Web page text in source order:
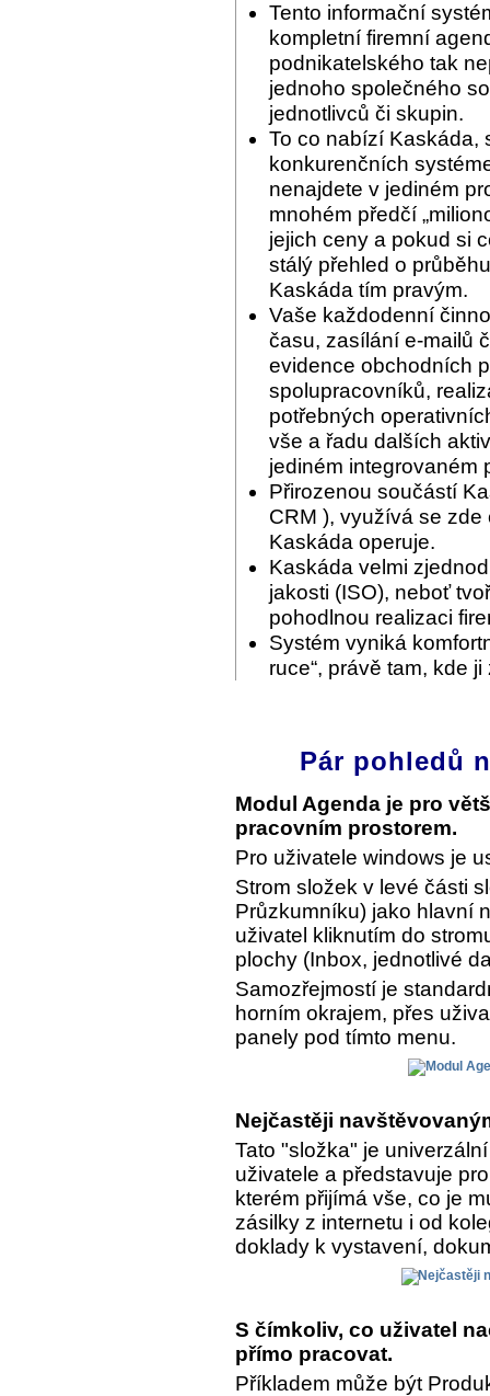
Tento informační
kompletní firemní
podnikatelského tak
jednoho společného
jednotlivců či skupin.
To co nabízí Kaskáda,
konkurenčních
nenajdete v jediném
mnohém předčí
jejich ceny a pokud si
stálý přehled o
Kaskáda tím pravým.
Vaše každodenní
času, zasílání e-mailů
evidence obchodních
spolupracovníků,
potřebných
vše a řadu dalších
jediném integrovaném
Přirozenou součástí
CRM ), využívá se
Kaskáda operuje.
Kaskáda velmi
jakosti (ISO), neboť
pohodlnou realizaci
Systém vyniká
ruce“, právě tam, kde
Pár pohledů
Modul Agenda je pro
pracovním prostorem.
Pro uživatele windows je
Strom složek v levé části
Průzkumníku) jako hlavní
uživatel kliknutím do
plochy (Inbox, jednotlivé
Samozřejmostí je
horním okrajem, přes
panely pod tímto menu.
Nejčastěji
Tato "složka" je
uživatele a představuje
kterém přijímá vše, co je
zásilky z internetu i od
doklady k vystavení,
S čímkoliv, co uživatel
přímo pracovat.
Příkladem může být